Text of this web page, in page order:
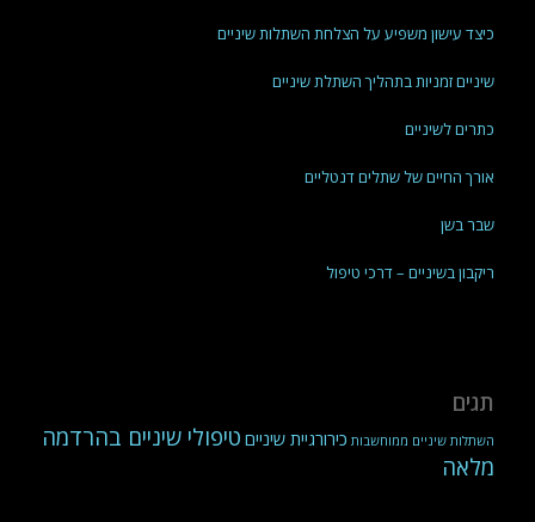
כיצד עישון משפיע על הצלחת השתלות שיניים
שיניים זמניות בתהליך השתלת שיניים
כתרים לשיניים
אורך החיים של שתלים דנטליים
שבר בשן
ריקבון בשיניים – דרכי טיפול
תגים
השתלות שיניים ממוחשבות כירורגיית שיניים טיפולי שיניים בהרדמה
מלאה